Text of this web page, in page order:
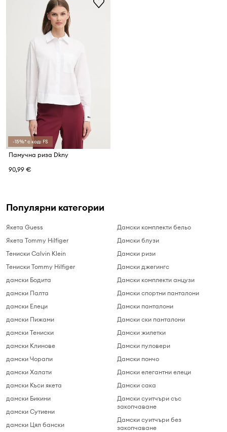
-15%* с код: FS
Памучна риза Dkny
90,99 €
Популярни категории
Якета Guess
Якета Tommy Hilfiger
Тениски Calvin Klein
Тениски Tommy Hilfiger
дамски Бодита
дамски Палта
дамски Елеци
дамски Пижами
дамски Тениски
дамски Клинове
дамски Чорапи
дамски Халати
дамски Къси якета
дамски Бикини
дамски Сутиени
дамски Цял бански
Дамски комплекти бельо
Дамски блузи
Дамски ризи
Дамски джегингс
Дамски комплекти анцузи
Дамски спортни панталони
Дамски панталони
Дамски ски панталони
Дамски жилетки
Дамски пуловери
Дамски пончо
Дамски елегантни елеци
Дамски сака
Дамски суитчъри cъс
закопчаване
Дамски суитчъри без
закопчаване